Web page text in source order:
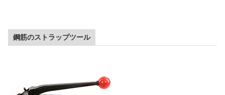
鋼筋のストラップツール